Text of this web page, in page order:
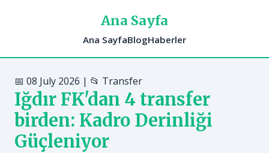
Ana Sayfa
Ana SayfaBlogHaberler
📅 08 July 2026 | 📂 Transfer
Iğdır FK'dan 4 transfer
birden: Kadro Derinliği
Güçleniyor